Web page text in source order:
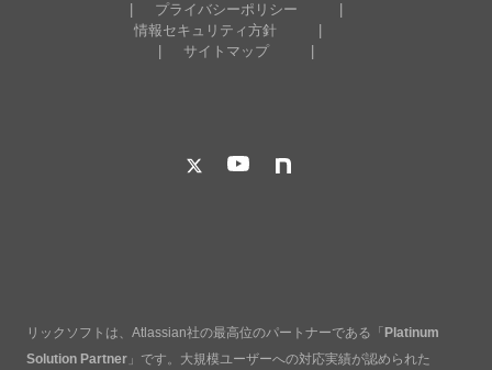
プライバシーポリシー
情報セキュリティ方針
サイトマップ
リックソフトは、Atlassian社の最高位のパートナーである「 Platinum
Solution Partner 」です。大規模ユーザーへの対応実績が認められた